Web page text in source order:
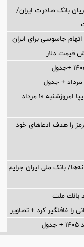
بانک صادرات ایران/
جاسوسی برای ایران
تغییر تند قیمت محصولات ایران‌خودرو و سایپا امروزشنبه ۱۰ مرداد
را هدف ادعاهای خود
بانک ملی ایران جرایم
را غافلگیر کرد + تصاویر